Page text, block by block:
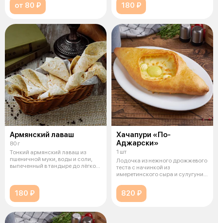
от 80 ₽ 180 ₽
Армянский лаваш
80 г
Тонкий армянский лаваш из
пшеничной муки, воды и соли,
выпеченный в тандыре до лёгкой
180 ₽
Хачапури «По-
Аджарски»
1 шт
Лодочка из нежного дрожжевого
теста с начинкой из
имеретинского сыра и сулугуни,
820 ₽